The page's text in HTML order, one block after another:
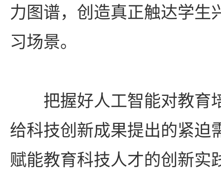
力图谱，创造真正触达学生
习场景。
把握好人工智能对教育
给科技创新成果提出的紧迫
赋能教育科技人才的创新实